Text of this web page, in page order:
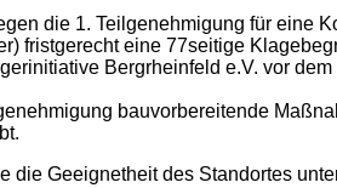
die 1. Teil­ge­neh­mi­gung für eine
frist­ge­recht eine 77seitige
Berg­rhein­feld e.V. vor
bau­vor­be­rei­ten­de
die Geeig­ne­t­heit des Stand­or­tes